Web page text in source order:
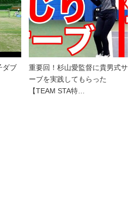
ダブ
重要回！杉山愛監督に貴男式サ
ーブを実践してもらった
【TEAM STA特…